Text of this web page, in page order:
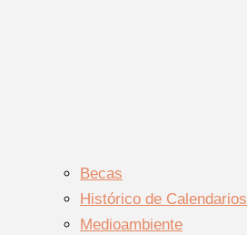
Becas
Histórico de Calendarios
Medioambiente